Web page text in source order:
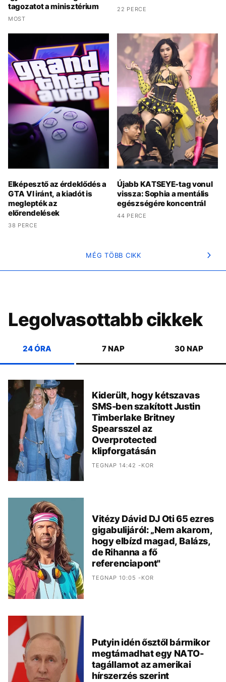
tagozatot a minisztérium
MOST
22 PERCE
Elképesztő az érdeklődés a
GTA VI iránt, a kiadót is
meglepték az
előrendelések
38 PERCE
Újabb KATSEYE-tag vonul
vissza: Sophia a mentális
egészségére koncentrál
44 PERCE
MÉG TÖBB CIKK
Legolvasottabb cikkek
24 ÓRA 7 NAP 30 NAP
Kiderült, hogy kétszavas
SMS-ben szakított Justin
Timberlake Britney
Spearsszel az
Overprotected
klipforgatásán
TEGNAP 14:42 -KOR
Vitézy Dávid DJ Oti 65 ezres
gigabulijáról: „Nem akarom,
hogy elbízd magad, Balázs,
de Rihanna a fő
referenciapont"
TEGNAP 10:05 -KOR
Putyin idén ősztől bármikor
megtámadhat egy NATO-
tagállamot az amerikai
hírszerzés szerint